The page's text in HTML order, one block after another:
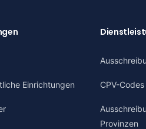
Einrichtungen CPV-Codes
Provinzen